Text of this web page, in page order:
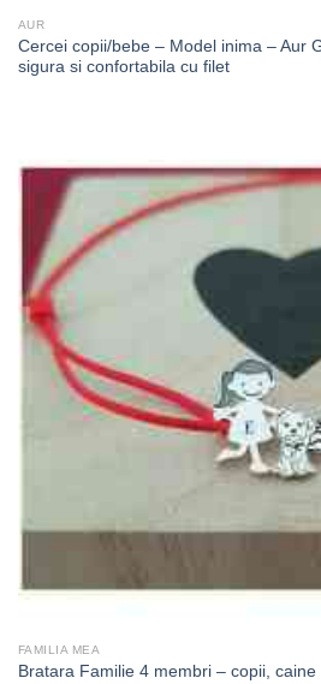
AUR
Cercei copii/bebe – Model inima – Aur
sigura si confortabila cu filet
FAMILIA MEA
Bratara Familie 4 membri – copii,